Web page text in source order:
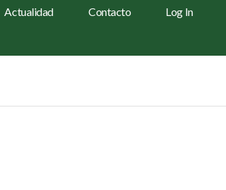
Actualidad Contacto Log In